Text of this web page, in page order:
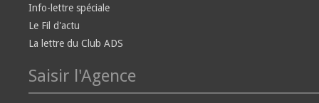
Info-lettre spéciale
Le Fil d'actu
La lettre du Club ADS
Saisir l'Agence